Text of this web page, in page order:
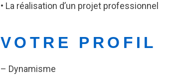
• La réalisation d’un projet professionnel
VOTRE PROFIL
– Dynamisme